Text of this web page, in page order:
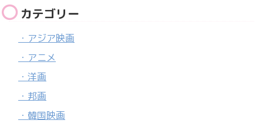
カテゴリー
・アジア映画
・アニメ
・洋画
・邦画
・韓国映画